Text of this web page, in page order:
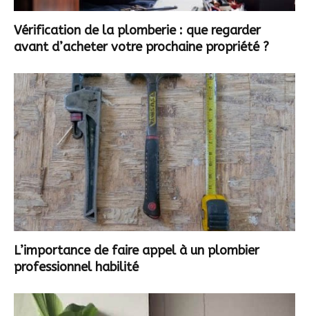
Vérification de la plomberie : que regarder
avant d’acheter votre prochaine propriété ?
L’importance de faire appel à un plombier
professionnel habilité